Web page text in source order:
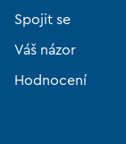
Spojit se
Váš názor
Hodnocení